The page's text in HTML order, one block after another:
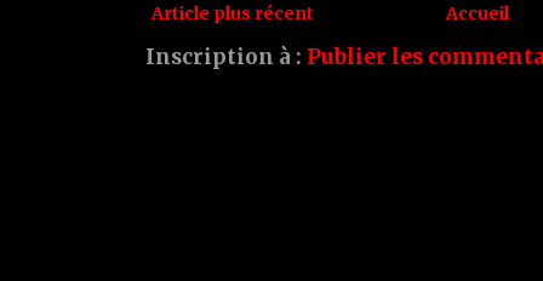
Article plus récent Accueil
Inscription à : Publier les